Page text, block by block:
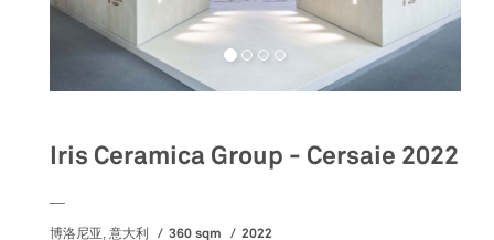
Iris Ceramica Group - Cersaie 2022
博洛尼亚, 意大利 360 sqm
2022